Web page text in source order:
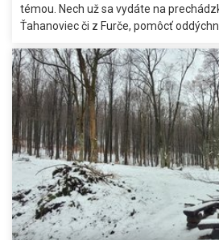
témou. Nech už sa vydáte na
Ťahanoviec či z Furče, pomôcť